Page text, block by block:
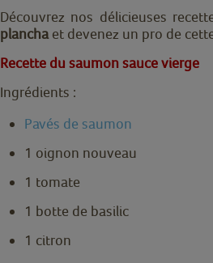
Découvrez nos délicieuses
plancha et devenez un pro de
Recette du saumon sauce vierge
Ingrédients :
Pavés de saumon
1 oignon nouveau
1 tomate
1 botte de basilic
1 citron